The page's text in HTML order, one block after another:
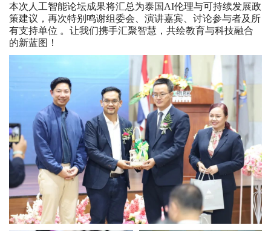
本次人工智能论坛成果将汇总为泰国AI伦理与可持续发展政
策建议，再次特别鸣谢组委会、演讲嘉宾、讨论参与者及所
有支持单位 。让我们携手汇聚智慧，共绘教育与科技融合
的新蓝图！